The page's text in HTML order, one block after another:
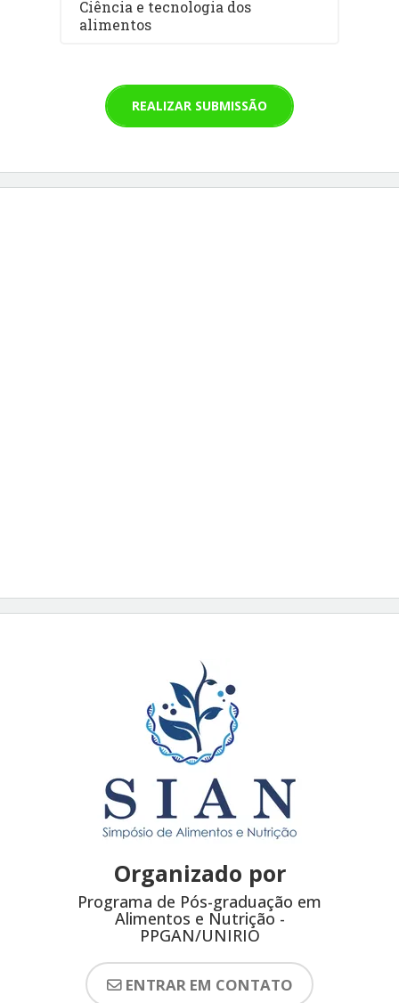
Ciência e tecnologia dos
alimentos
REALIZAR SUBMISSÃO
Organizado por
Programa de Pós-graduação em
Alimentos e Nutrição -
PPGAN/UNIRIO
ENTRAR EM CONTATO